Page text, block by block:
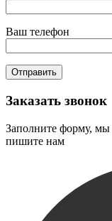
Ваш телефон
Заказать звонок
Заполните форму,
пишите нам